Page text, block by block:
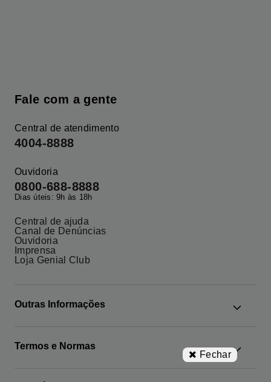
Fale com a gente
Central de atendimento
4004-8888
Ouvidoria
0800-688-8888
Dias úteis: 9h às 18h
Central de ajuda
Canal de Denúncias
Ouvidoria
Imprensa
Loja Genial Club
Outras Informações
Google News
Os Mais Buscados
Termos e Normas
Fechar